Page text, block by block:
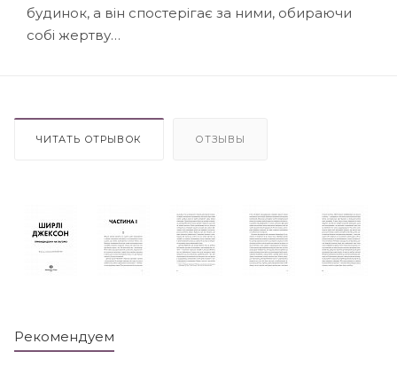
будинок, а він спостерігає за ними, обираючи
собі жертву…
ЧИТАТЬ ОТРЫВОК ОТЗЫВЫ
Рекомендуем